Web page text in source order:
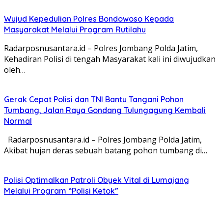
Wujud Kepedulian Polres Bondowoso Kepada
Masyarakat Melalui Program Rutilahu
Radarposnusantara.id – Polres Jombang Polda Jatim,
Kehadiran Polisi di tengah Masyarakat kali ini diwujudkan
oleh…
Gerak Cepat Polisi dan TNI Bantu Tangani Pohon
Tumbang, Jalan Raya Gondang Tulungagung Kembali
Normal
Radarposnusantara.id – Polres Jombang Polda Jatim,
Akibat hujan deras sebuah batang pohon tumbang di…
Polisi Optimalkan Patroli Obyek Vital di Lumajang
Melalui Program “Polisi Ketok”